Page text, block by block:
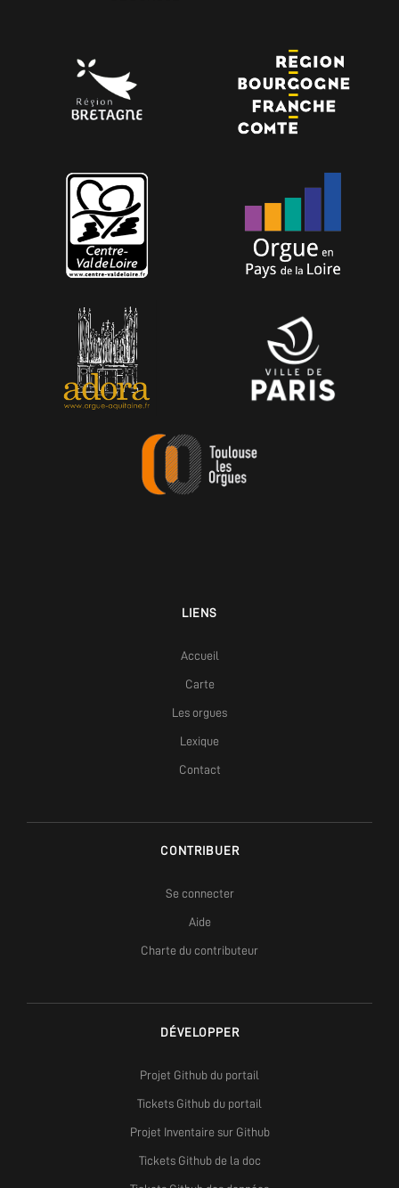
LIENS
Accueil
Carte
Les orgues
Lexique
Contact
CONTRIBUER
Se connecter
Aide
Charte du contributeur
DÉVELOPPER
Projet Github du portail
Tickets Github du portail
Projet Inventaire sur Github
Tickets Github de la doc